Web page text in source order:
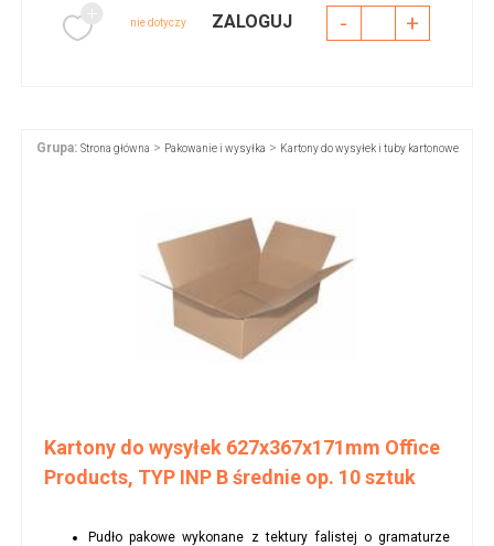
nie dotyczy ZALOGUJ - +
Grupa: Strona główna > Pakowanie i wysyłka > Kartony do wysyłek i tuby kartonowe
Kartony do wysyłek 627x367x171mm Office
Products, TYP INP B średnie op. 10 sztuk
Pudło pakowe wykonane z tektury falistej o gramaturze